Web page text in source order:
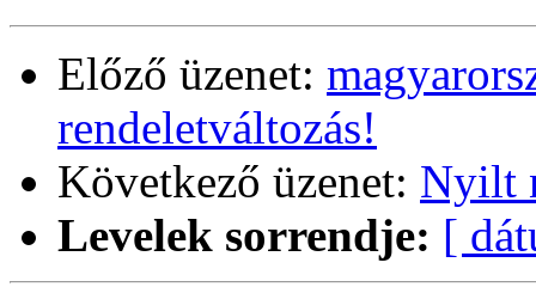
Előző üzenet:
rendeletváltozás!
Következő üzenet: Nyilt
Levelek sorrendje: [